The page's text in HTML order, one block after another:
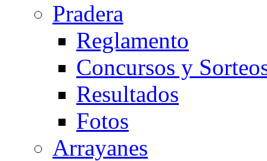
Pradera
Reglamento
Concursos y
Resultados
Fotos
Arrayanes